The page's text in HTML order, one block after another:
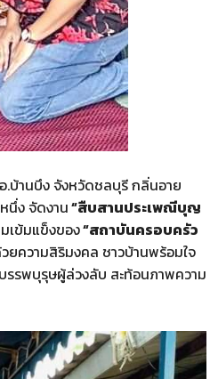
.บ้านบึง จังหวัดชลบุรี กลิ่นอาย
นึ่ง จัดงาน“สืบสานประเพณีบุญ
เข้มแข็งของ“สถาบันครอบครัว
ยความสิริมงคล ชาวบ้านพร้อมใจ
รรพบุรุษผู้ล่วงลับ สะท้อนภาพความ